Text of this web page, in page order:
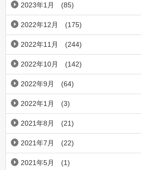
2023年1月 (85)
2022年12月 (175)
2022年11月 (244)
2022年10月 (142)
2022年9月 (64)
2022年1月 (3)
2021年8月 (21)
2021年7月 (22)
2021年5月 (1)